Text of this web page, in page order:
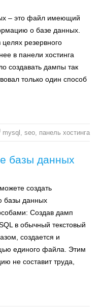
– это файл имеющий
о базе данных.
целях резервного
в панели хостинга
создавать дампы так
только один способ
mysql , seo, панель хостинга
базы данных
создать
базы данных
Создав дамп
в обычный текстовый
создается и
единого файла. Этим
не составит труда,